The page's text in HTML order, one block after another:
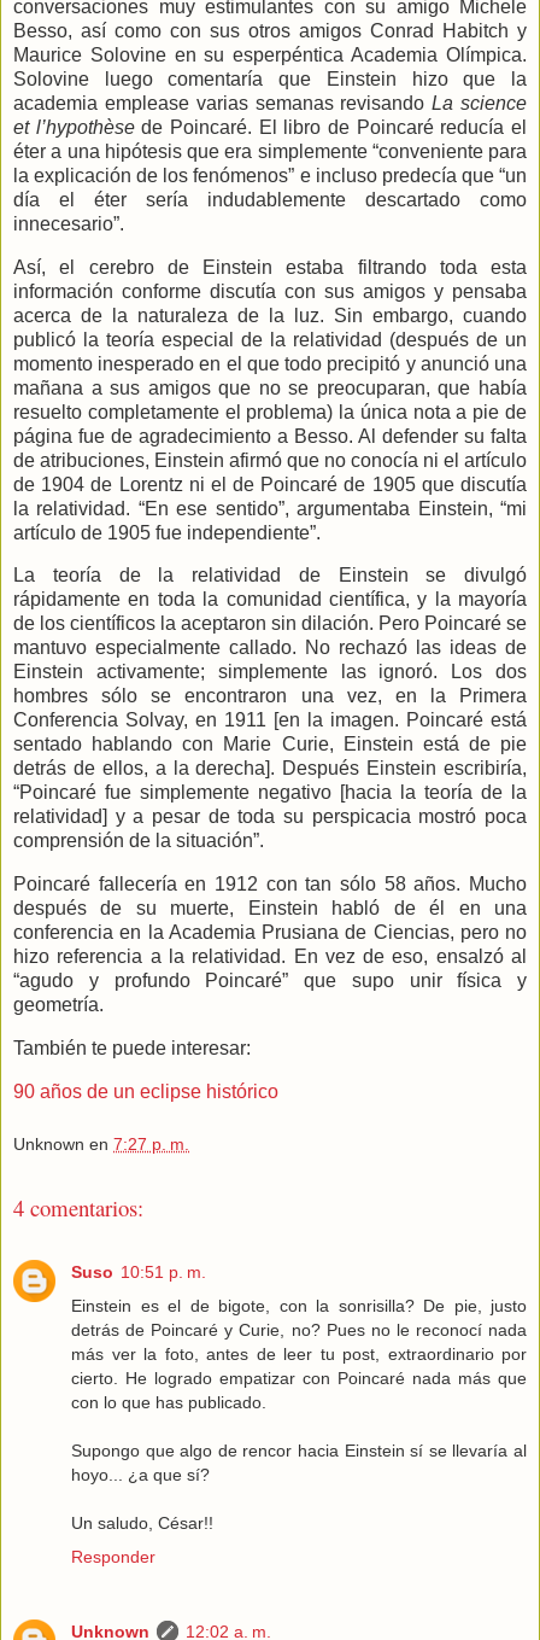
conversaciones muy estimulantes con su amigo Michele
Besso, así como con sus otros amigos Conrad Habitch y
Maurice Solovine en su esperpéntica Academia Olímpica.
Solovine luego comentaría que Einstein hizo que la
academia emplease varias semanas revisandoLa science
et l’hypothèsede Poincaré. El libro de Poincaré reducía el
éter a una hipótesis que era simplemente “conveniente para
la explicación de los fenómenos” e incluso predecía que “un
día el éter sería indudablemente descartado como
innecesario”.
Así, el cerebro de Einstein estaba filtrando toda esta
información conforme discutía con sus amigos y pensaba
acerca de la naturaleza de la luz. Sin embargo, cuando
publicó la teoría especial de la relatividad (después de un
momento inesperado en el que todo precipitó y anunció una
mañana a sus amigos que no se preocuparan, que había
resuelto completamente el problema) la única nota a pie de
página fue de agradecimiento a Besso. Al defender su falta
de atribuciones, Einstein afirmó que no conocía ni el artículo
de 1904 de Lorentz ni el de Poincaré de 1905 que discutía
la relatividad. “En ese sentido”, argumentaba Einstein, “mi
artículo de 1905 fue independiente”.
La teoría de la relatividad de Einstein se divulgó
rápidamente en toda la comunidad científica, y la mayoría
de los científicos la aceptaron sin dilación. Pero Poincaré se
mantuvo especialmente callado. No rechazó las ideas de
Einstein activamente; simplemente las ignoró. Los dos
hombres sólo se encontraron una vez, en
la Primera
Conferencia Solvay, en 1911 [en la imagen. Poincaré está
sentado hablando con Marie Curie, Einstein está de pie
detrás de ellos, a la derecha]. Después Einstein escribiría,
“Poincaré fue simplemente negativo [hacia la teoría de la
relatividad] y a pesar de toda su perspicacia mostró poca
comprensión de la situación”.
Poincaré fallecería en 1912 con tan sólo 58 años. Mucho
después de su muerte, Einstein habló de él en una
conferencia en
la Academia Prusiana de Ciencias, pero no
hizo referencia a la relatividad. En vez de eso, ensalzó al
“agudo y profundo Poincaré” que supo unir física y
geometría.
También te puede interesar:
90 años de un eclipse histórico
Unknown en 7:27 p. m.
4 comentarios:
Suso 10:51 p. m.
Einstein es el de bigote, con la sonrisilla? De pie, justo
detrás de Poincaré y Curie, no? Pues no le reconocí nada
más ver la foto, antes de leer tu post, extraordinario por
cierto. He logrado empatizar con Poincaré nada más que
con lo que has publicado.
Supongo que algo de rencor hacia Einstein sí se llevaría al
hoyo... ¿a que sí?
Un saludo, César!!
Responder
Unknown
12:02 a. m.